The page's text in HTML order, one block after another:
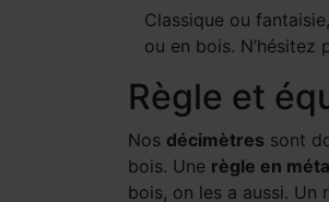
Classique ou
ou en bois.
Règle et
Nos décimètres sont
bois. Une règle en
bois, on les a aussi.